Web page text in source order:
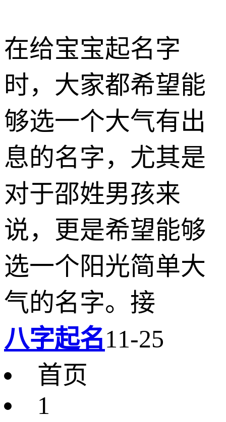
在给宝宝起名字
时，大家都希望能
够选一个大气有出
息的名字，尤其是
对于邵姓男孩来
说，更是希望能够
选一个阳光简单大
气的名字。接
八字起名11-25
首页
1